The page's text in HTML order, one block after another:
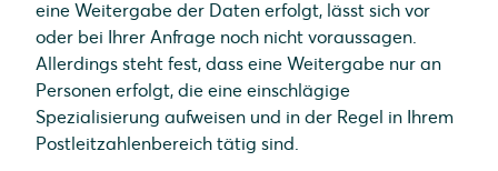
eine Weitergabe der Daten erfolgt, lässt sich vor
oder bei Ihrer Anfrage noch nicht voraussagen.
Allerdings steht fest, dass eine Weitergabe nur an
Personen erfolgt, die eine einschlägige
Spezialisierung aufweisen und in der Regel in Ihrem
Postleitzahlenbereich tätig sind.